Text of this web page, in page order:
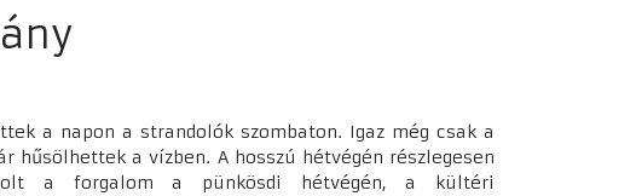
a napon a strandolók szombaton. Igaz még csak a
a vízben. A hosszú hétvégén részlegesen
a forgalom a pünkösdi hétvégén, a kültéri